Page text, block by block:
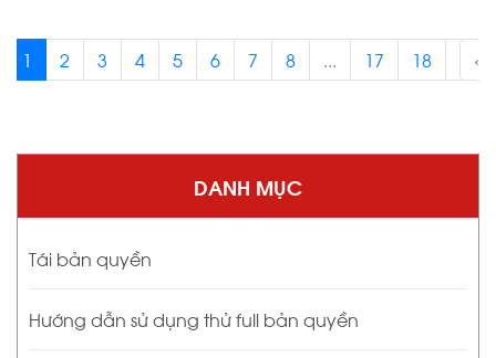
DANH MỤC
Tái bản quyền
Hướng dẫn sử dụng thử full bản quyền
1 2 3 4 5 6 7 8 ... 17 18 ‹